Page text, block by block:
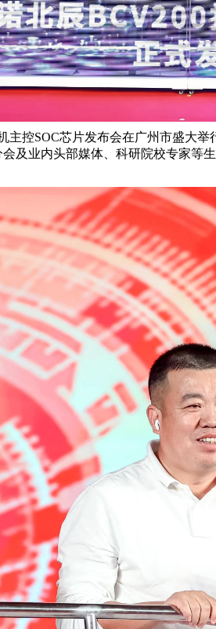
主控SOC芯片发布会在广州市盛大
及业内头部媒体、科研院校专家等生